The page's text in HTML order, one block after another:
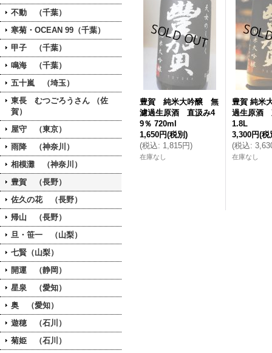
不動 （千葉）
寒菊・OCEAN 99（千葉）
甲子 （千葉）
鳴海 （千葉）
五十嵐 （埼玉）
東長 むつごろうさん （佐
賀）
屋守 （東京）
雨降 （神奈川）
相模灘 （神奈川）
豊賀 （長野）
佐久の花 （長野）
帰山 （長野）
旦・笹一 （山梨）
七賢（山梨）
開運 （静岡）
星泉 （愛知）
奥 （愛知）
遊穂 （石川）
菊姫 （石川）
豊賀 純米大吟醸 無
濾過生原酒 直汲み4
9％ 720ml
1,650円(税別)
(税込: 1,815円)
在庫なし
豊賀 純米
過生原酒
1.8L
3,300円(税
(税込:
在庫なし